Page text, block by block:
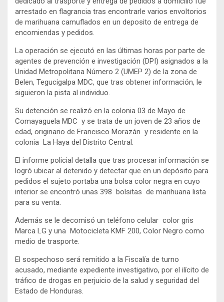
arrestado en flagrancia tras encontrarle varios envoltorios
de marihuana camuflados en un deposito de entrega de
encomiendas y pedidos.
La operación se ejecutó en las últimas horas por parte de
agentes de prevención e investigación (DPI) asignados a la
Unidad Metropolitana Número 2 (UMEP 2) de la zona de
Belen, Tegucigalpa MDC, que tras obtener información, le
siguieron la pista al individuo.
Su detención se realizó en la colonia 03 de Mayo de
Comayaguela MDC y se trata de un joven de 23 años de
edad, originario de Francisco Morazán y residente en la
colonia La Haya del Distrito Central.
El informe policial detalla que tras procesar información se
logró ubicar al detenido y detectar que en un depósito para
pedidos el sujeto portaba una bolsa color negra en cuyo
interior se encontró unas 398 bolsitas de marihuana lista
para su venta.
Además se le decomisó un teléfono celular color gris
Marca LG y una Motocicleta KMF 200, Color Negro como
medio de trasporte.
El sospechoso será remitido a la Fiscalía de turno
acusado, mediante expediente investigativo, por el ilícito de
tráfico de drogas en perjuicio de la salud y seguridad del
Estado de Honduras.